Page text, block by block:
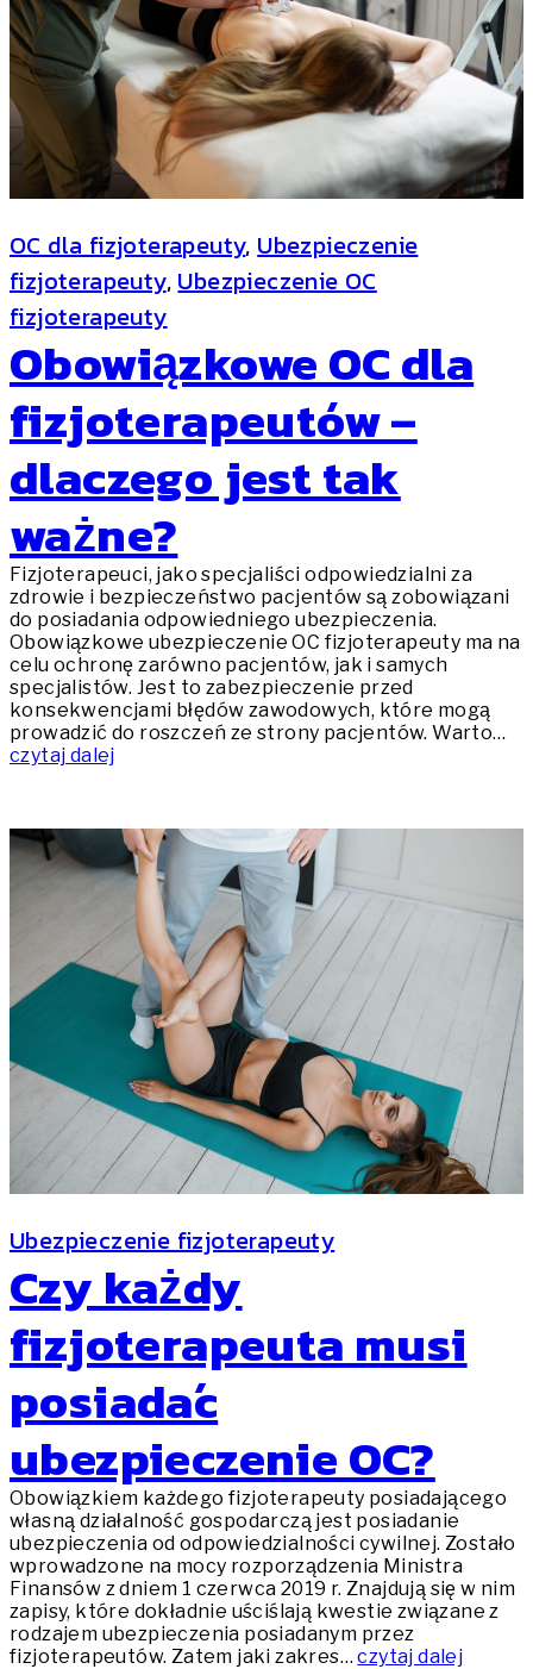
OC dla fizjoterapeuty, Ubezpieczenie
fizjoterapeuty, Ubezpieczenie OC
fizjoterapeuty
Obowiązkowe OC dla
fizjoterapeutów –
dlaczego jest tak
ważne?
Fizjoterapeuci, jako specjaliści odpowiedzialni za
zdrowie i bezpieczeństwo pacjentów są zobowiązani
do posiadania odpowiedniego ubezpieczenia.
Obowiązkowe ubezpieczenie OC fizjoterapeuty ma na
celu ochronę zarówno pacjentów, jak i samych
specjalistów. Jest to zabezpieczenie przed
konsekwencjami błędów zawodowych, które mogą
prowadzić do roszczeń ze strony pacjentów. Warto…
czytaj dalej
Ubezpieczenie fizjoterapeuty
Czy każdy
fizjoterapeuta musi
posiadać
ubezpieczenie OC?
Obowiązkiem każdego fizjoterapeuty posiadającego
własną działalność gospodarczą jest posiadanie
ubezpieczenia od odpowiedzialności cywilnej. Zostało
wprowadzone na mocy rozporządzenia Ministra
Finansów z dniem 1 czerwca 2019 r. Znajdują się w nim
zapisy, które dokładnie uściślają kwestie związane z
rodzajem ubezpieczenia posiadanym przez
fizjoterapeutów. Zatem jaki zakres…czytaj dalej